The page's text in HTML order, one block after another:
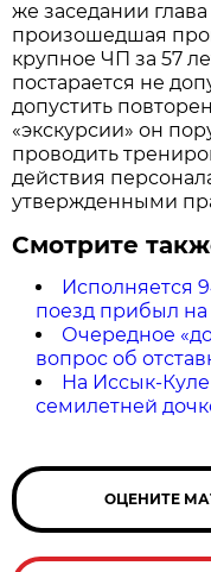
же заседании
произошедшая
крупное ЧП за 57
постарается не
допустить
«экскурсии» он
проводить
действия
утвержденными
Смотрите
Исполняется
поезд прибыл
Очередное
вопрос об
На Иссык-
семилетней
ОЦЕНИТЕ